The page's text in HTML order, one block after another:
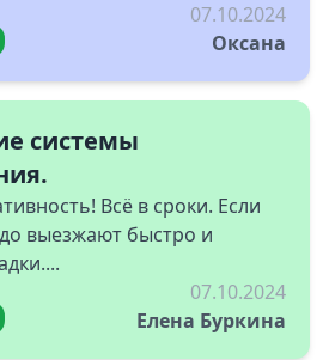
07.10.2024
Оксана
системы
Всё в сроки. Если
выезжают быстро и
07.10.2024
Елена Буркина